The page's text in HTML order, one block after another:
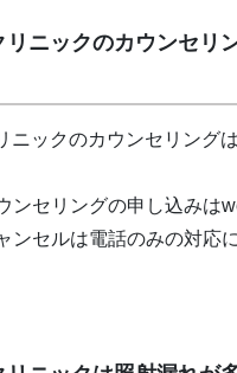
リニックのカウンセリ
ニックのカウンセリング
ンセリングの申し込みは
ンセルは電話のみの対応